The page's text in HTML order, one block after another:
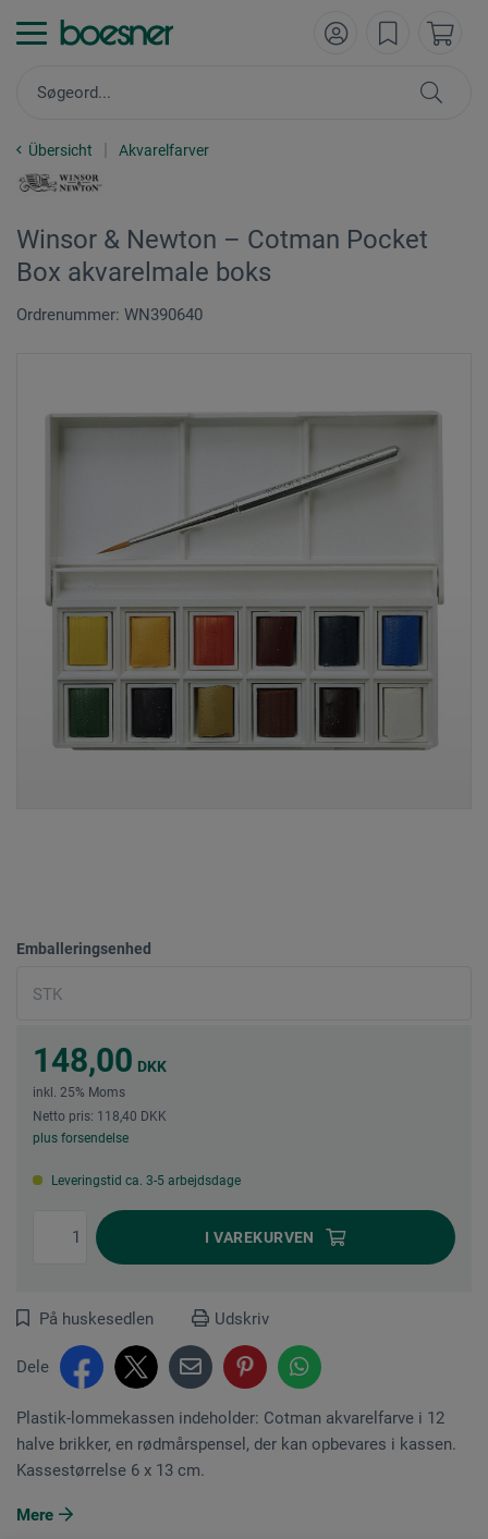
Übersicht Akvarelfarver
Winsor & Newton – Cotman Pocket
Box akvarelmale boks
Ordrenummer: WN390640
Emballeringsenhed
148,00 DKK
inkl. 25% Moms
Netto pris: 118,40 DKK
plus forsendelse
Leveringstid ca. 3-5 arbejdsdage
I VAREKURVEN
På huskesedlen Udskriv
Dele
Plastik-lommekassen indeholder: Cotman akvarelfarve i 12
halve brikker, en rødmårspensel, der kan opbevares i kassen.
Kassestørrelse 6 x 13 cm.
Mere